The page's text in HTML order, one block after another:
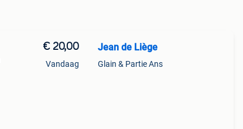
€ 20,00
Vandaag
Jean de Liège
Glain & Partie Ans